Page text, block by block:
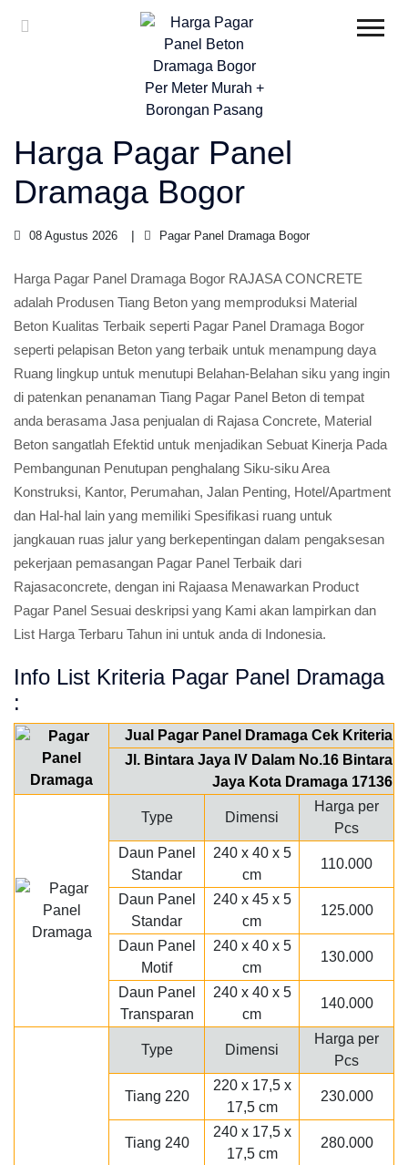
Harga Pagar Panel
Dramaga Bogor
08 Agustus 2026 Pagar Panel Dramaga Bogor
Harga Pagar Panel Dramaga Bogor RAJASA CONCRETE
adalah Produsen Tiang Beton yang memproduksi Material
Beton Kualitas Terbaik seperti Pagar Panel Dramaga Bogor
seperti pelapisan Beton yang terbaik untuk menampung daya
Ruang lingkup untuk menutupi Belahan-Belahan siku yang ingin
di patenkan penanaman Tiang Pagar Panel Beton di tempat
anda berasama Jasa penjualan di Rajasa Concrete, Material
Beton sangatlah Efektid untuk menjadikan Sebuat Kinerja Pada
Pembangunan Penutupan penghalang Siku-siku Area
Konstruksi, Kantor, Perumahan, Jalan Penting, Hotel/Apartment
dan Hal-hal lain yang memiliki Spesifikasi ruang untuk
jangkauan ruas jalur yang berkepentingan dalam pengaksesan
pekerjaan pemasangan Pagar Panel Terbaik dari
Rajasaconcrete, dengan ini Rajaasa Menawarkan Product
Pagar Panel Sesuai deskripsi yang Kami akan lampirkan dan
List Harga Terbaru Tahun ini untuk anda di Indonesia.
Info List Kriteria Pagar Panel Dramaga
:
Jual Pagar Panel Dramaga Cek Kriteria
Jl. Bintara Jaya IV Dalam No.16 Bintara
Jaya Kota Dramaga 17136
Type Dimensi
Harga per
Pcs
Daun Panel
Standar
240 x 40 x 5
cm
110.000
Daun Panel
Standar
240 x 45 x 5
cm
125.000
Daun Panel
Motif
240 x 40 x 5
cm
130.000
Daun Panel
Transparan
240 x 40 x 5
cm
140.000
Type Dimensi
Harga per
Pcs
Tiang 220
220 x 17,5 x
17,5 cm
230.000
Tiang 240
240 x 17,5 x
17,5 cm
280.000